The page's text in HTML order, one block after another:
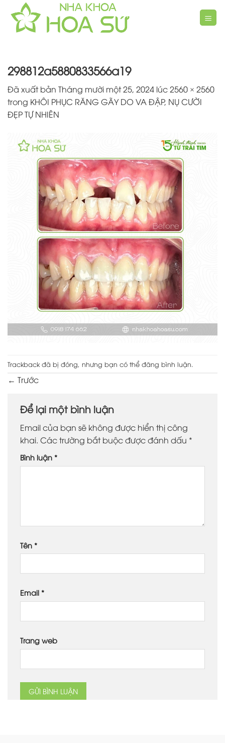
Chuyển
đến
298812a5880833566a19
Đã xuất bản Tháng mười một 25, 2024 lúc2560 × 2560
trong KHÔI PHỤC RĂNG GÃY DO VA ĐẬP, NỤ CƯỜI
ĐẸP TỰ NHIÊN
Trackback đã bị đóng, nhưng bạn có thể đăng bình luận
← Trước
Để lại một bình luận
Email của bạn sẽ không được hiển thị công
khai. Các trường bắt buộc được đánh dấu *
Bình luận *
Tên *
Email *
Trang web